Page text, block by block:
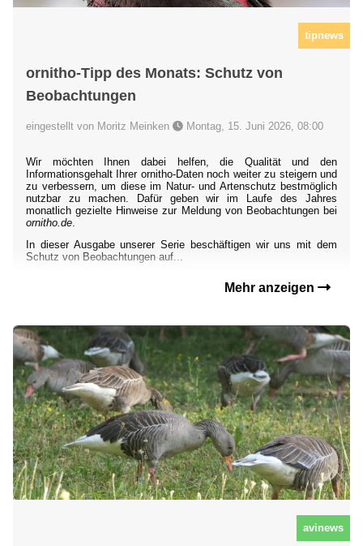
tipnews
ornitho-Tipp des Monats: Schutz von
Beobachtungen
eingestellt von Moritz Meinken Montag, 15. Juni 2026, 08:00
Wir möchten Ihnen dabei helfen, die Qualität und den
Informationsgehalt Ihrer ornitho-Daten noch weiter zu steigern und
zu verbessern, um diese im Natur- und Artenschutz bestmöglich
nutzbar zu machen. Dafür geben wir im Laufe des Jahres
monatlich gezielte Hinweise zur Meldung von Beobachtungen bei
ornitho.de
In dieser Ausgabe unserer Serie beschäftigen wir uns mit dem
Schutz von Beobachtungen auf...
Mehr anzeigen
avinews